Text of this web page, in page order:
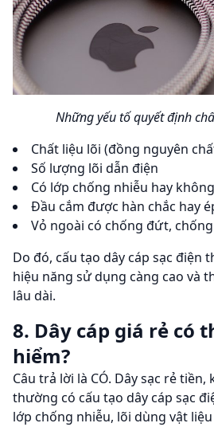
Những yếu tố quyết định
Chất liệu lõi (đồng nguyên
Số lượng lõi dẫn điện
Có lớp chống nhiễu hay không
Đầu cắm được hàn chắc hay
Vỏ ngoài có chống đứt,
Do đó, cấu tạo dây cáp sạc điện
hiệu năng sử dụng càng cao và
lâu dài.
8. Dây cáp giá rẻ có
hiểm?
Câu trả lời là CÓ. Dây sạc rẻ
thường có cấu tạo dây cáp sạc
lớp chống nhiễu, lõi dùng vật